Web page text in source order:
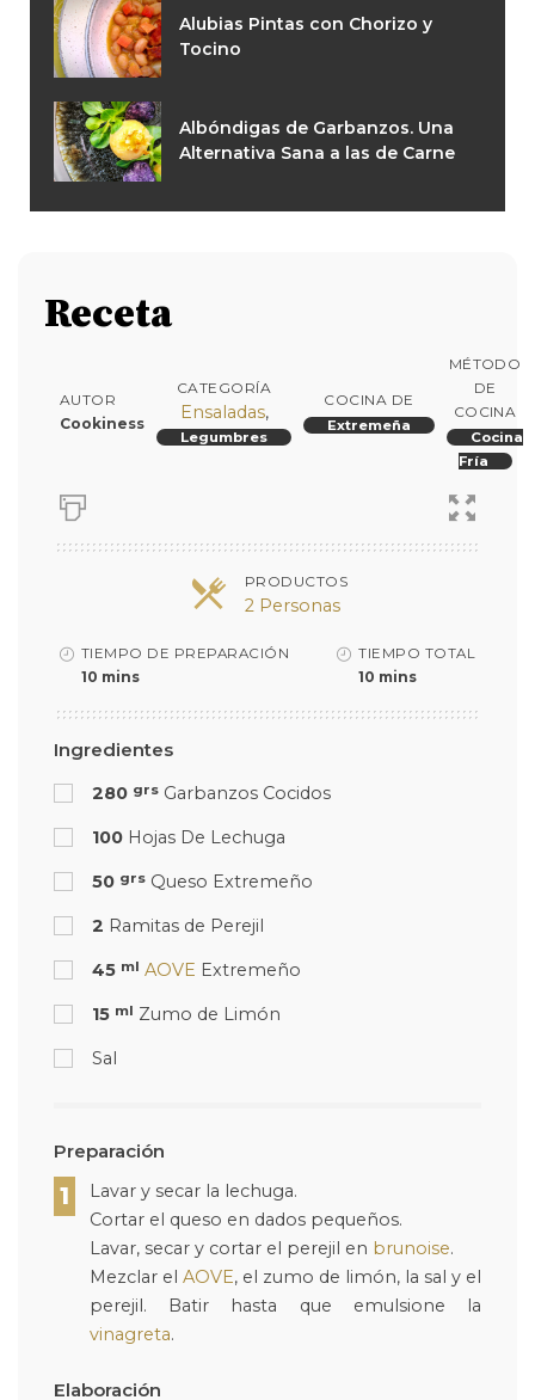
Alubias Pintas con Chorizo y
Tocino
Albóndigas de Garbanzos. Una
Alternativa Sana a las de Carne
Receta
AUTOR
Cookiness
CATEGORÍA
Ensaladas,
Legumbres
COCINA DE
Extremeña
MÉTODO
DE
COCINA
Cocina
Fría
PRODUCTOS
2 Personas
TIEMPO DE PREPARACIÓN
10 mins
TIEMPO TOTAL
10 mins
Ingredientes
280 grs Garbanzos Cocidos
100 Hojas De Lechuga
50 grs Queso Extremeño
2 Ramitas de Perejil
45 ml AOVE Extremeño
15 ml Zumo de Limón
Sal
Preparación
1
Lavar y secar la lechuga.
Cortar el queso en dados pequeños.
Lavar, secar y cortar el perejil en brunoise.
Mezclar el AOVE, el zumo de limón, la sal y el
perejil. Batir hasta que emulsione la
vinagreta.
Elaboración